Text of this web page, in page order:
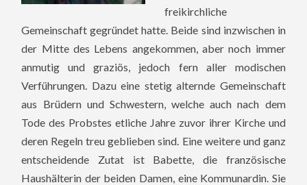
freikirchliche
Gemeinschaft gegründet hatte. Beide sind inzwischen in
der Mitte des Lebens angekommen, aber noch immer
anmutig und graziös, jedoch fern aller modischen
Verführungen. Dazu eine stetig alternde Gemeinschaft
aus Brüdern und Schwestern, welche auch nach dem
Tode des Probstes etliche Jahre zuvor ihrer Kirche und
deren Regeln treu geblieben sind. Eine weitere und ganz
entscheidende Zutat ist Babette, die französische
Haushälterin der beiden Damen, eine Kommunardin. Sie